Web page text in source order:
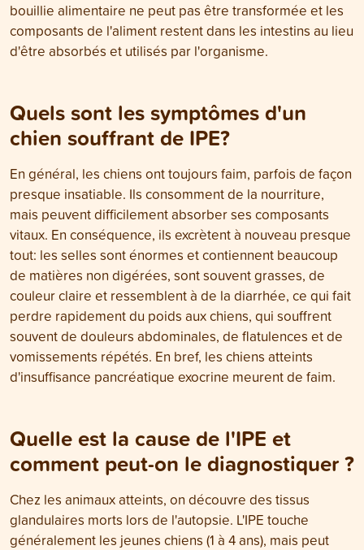
bouillie alimentaire ne peut pas être transformée et les
composants de l'aliment restent dans les intestins au lieu
d'être absorbés et utilisés par l'organisme.
Quels sont les symptômes d'un
chien souffrant de IPE?
En général, les chiens ont toujours faim, parfois de façon
presque insatiable. Ils consomment de la nourriture,
mais peuvent difficilement absorber ses composants
vitaux. En conséquence, ils excrètent à nouveau presque
tout: les selles sont énormes et contiennent beaucoup
de matières non digérées, sont souvent grasses, de
couleur claire et ressemblent à de la diarrhée, ce qui fait
perdre rapidement du poids aux chiens, qui souffrent
souvent de douleurs abdominales, de flatulences et de
vomissements répétés. En bref, les chiens atteints
d'insuffisance pancréatique exocrine meurent de faim.
Quelle est la cause de l'IPE et
comment peut-on le diagnostiquer ?
Chez les animaux atteints, on découvre des tissus
glandulaires morts lors de l'autopsie. L'IPE touche
généralement les jeunes chiens (1 à 4 ans), mais peut